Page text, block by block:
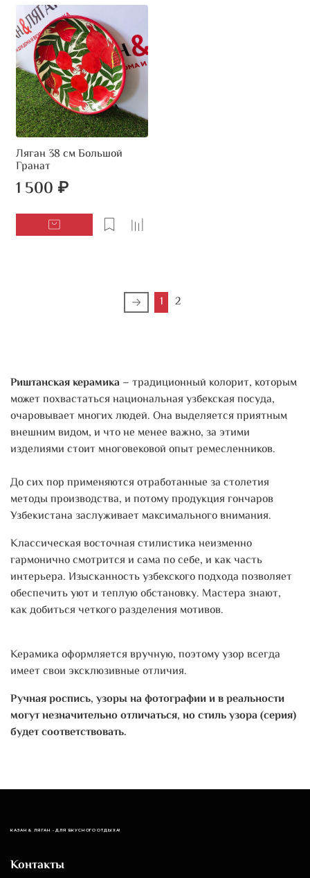
Ляган 38 см Большой
Гранат
1 500 ₽
1 2
Риштанская керамика – традиционный колорит, которым
может похвастаться национальная узбекская посуда,
очаровывает многих людей. Она выделяется приятным
внешним видом, и что не менее важно, за этими
изделиями стоит многовековой опыт ремесленников.
До сих пор применяются отработанные за столетия
методы производства, и потому продукция гончаров
Узбекистана заслуживает максимального внимания.
Классическая восточная стилистика неизменно
гармонично смотрится и сама по себе, и как часть
интерьера. Изысканность узбекского подхода позволяет
обеспечить уют и теплую обстановку. Мастера знают,
как добиться четкого разделения мотивов.
Керамика оформляется вручную, поэтому узор всегда
имеет свои эксклюзивные отличия.
Ручная роспись, узоры на фотографии и в реальности
могут незначительно отличаться, но стиль узора (серия)
будет соответствовать.
КАЗАН & ЛЯГАН - ДЛЯ ВКУСНОГО ОТДЫХА!
Контакты